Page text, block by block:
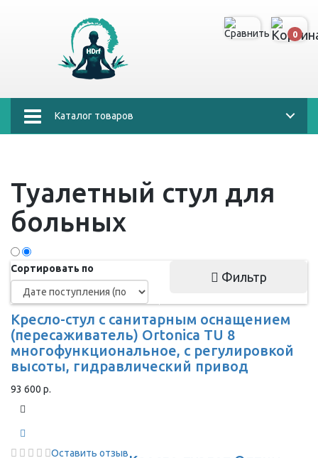
0
Каталог товаров
Туалетный стул для
больных
Сортировать по
Фильтр
Кресло-стул с санитарным оснащением
(пересаживатель) Ortonica TU 8
многофункциональное, с регулировкой
высоты, гидравлический привод
93 600 р.
Оставить отзыв